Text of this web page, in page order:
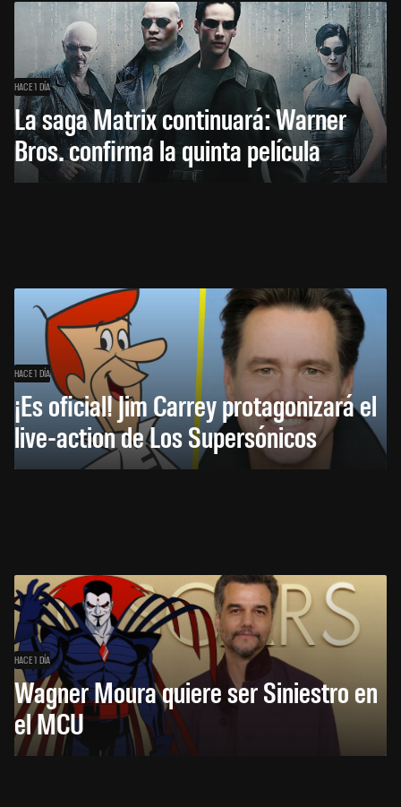
HACE 1 DÍA
La saga Matrix continuará: Warner
Bros. confirma la quinta película
HACE 1 DÍA
¡Es oficial! Jim Carrey protagonizará el
live-action de Los Supersónicos
HACE 1 DÍA
Wagner Moura quiere ser Siniestro en
el MCU